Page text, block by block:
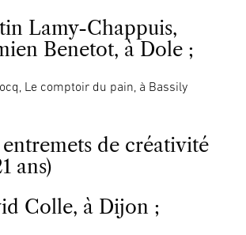
Lamy-Chappuis,
Benetot, à Dole ;
Le comptoir du pain, à Bassily
de créativité
ans)
Colle, à Dijon ;